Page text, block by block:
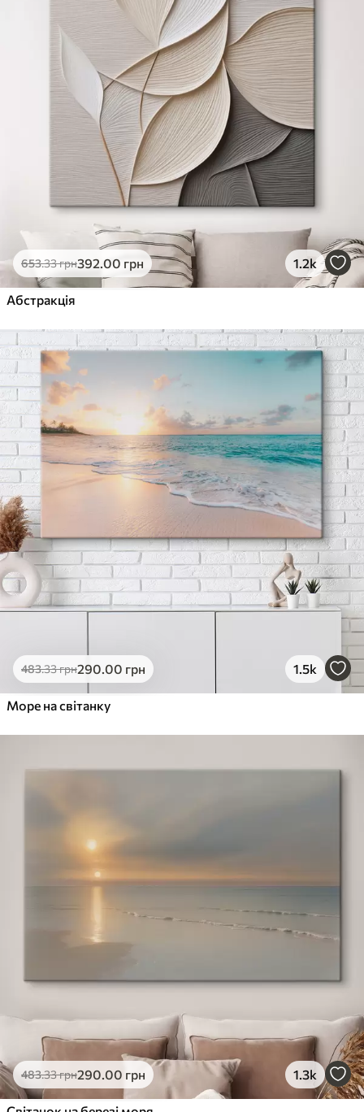
653.33грн392.00 грн 1.2k
Абстракція
483.33грн290.00 грн 1.5k
Море на світанку
483.33грн290.00 грн 1.3k